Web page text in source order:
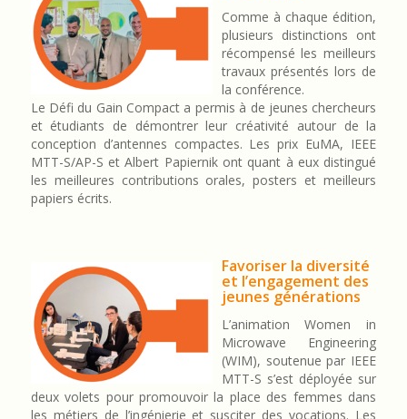
Comme à chaque édition,
plusieurs distinctions ont
récompensé les meilleurs
travaux présentés lors de
la conférence.
Le Défi du Gain Compact a permis à de jeunes chercheurs
et étudiants de démontrer leur créativité autour de la
conception d’antennes compactes. Les prix EuMA, IEEE
MTT-S/AP-S et Albert Papiernik ont quant à eux distingué
les meilleures contributions orales, posters et meilleurs
papiers écrits.
Favoriser la diversité
et l’engagement des
jeunes générations
L’animation Women in
Microwave Engineering
(WIM), soutenue par IEEE
MTT-S s’est déployée sur
deux volets pour promouvoir la place des femmes dans
les métiers de l’ingénierie et susciter des vocations. Les